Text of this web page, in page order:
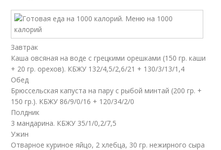
Завтрак
Каша овсяная на воде с грецкими орешками (150 гр. каши
+ 20 гр. орехов). КБЖУ 132/4,5/2,6/21 + 130/3/13/1,4
Обед
Брюссельская капуста на пару с рыбой минтай (200 гр. +
150 гр.). КБЖУ 86/9/0/16 + 120/34/2/0
Полдник
3 мандарина. КБЖУ 35/1/0,2/7,5
Ужин
Отварное куриное яйцо, 2 хлебца, 30 гр. нежирного сыра